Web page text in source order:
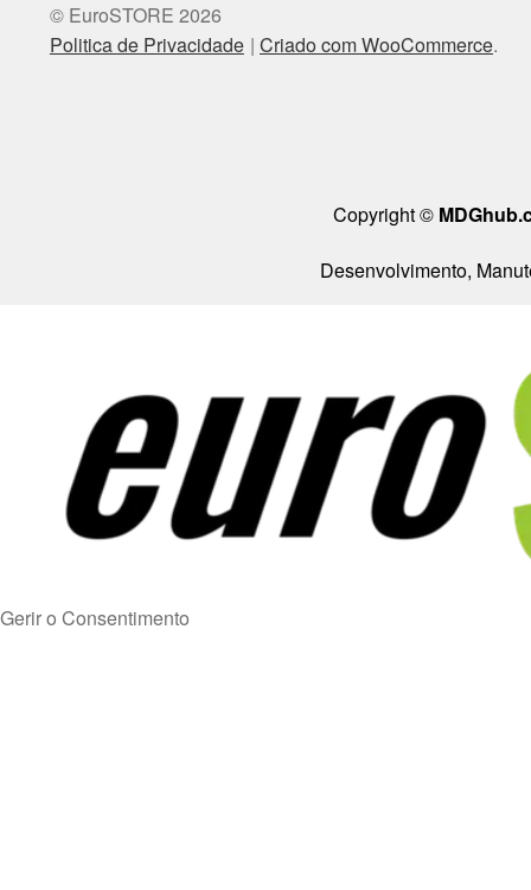
© EuroSTORE 2026
Politica de Privacidade Criado com WooCommerce.
Copyright ©
Desenvolvimento,
Gerir o Consentimento